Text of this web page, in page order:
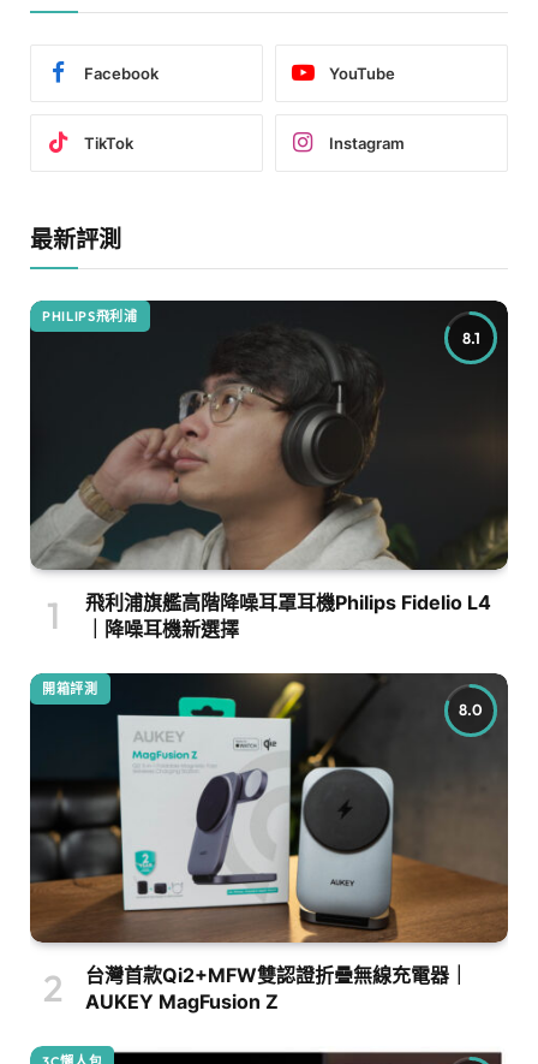
Facebook YouTube
TikTok Instagram
最新評測
8.1
PHILIPS飛利浦
飛利浦旗艦高階降噪耳罩耳機Philips Fidelio L4
｜降噪耳機新選擇
8.0
開箱評測
台灣首款Qi2+MFW雙認證折疊無線充電器｜
AUKEY MagFusion Z